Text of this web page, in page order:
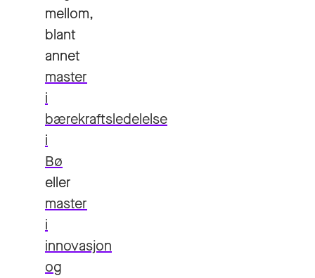
mellom,
blant
annet
master
i
bærekraftsledelelse
i
Bø
eller
master
i
innovasjon
og